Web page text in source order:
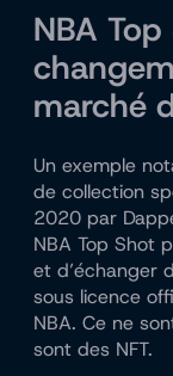
NBA
marché
Un exemple
de collection
2020 par
NBA Top Shot
et d’échanger
sous licence
NBA. Ce ne
sont des NFT.